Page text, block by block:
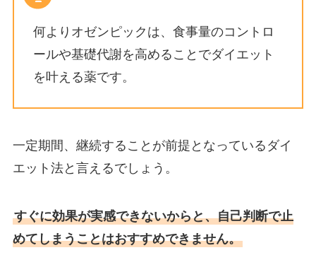
何よりオゼンピックは、食事量のコントロ
ールや基礎代謝を高めることでダイエット
を叶える薬です。
一定期間、継続することが前提となっているダイ
エット法と言えるでしょう。
すぐに効果が実感できないからと、自己判断で止
めてしまうことはおすすめできません。